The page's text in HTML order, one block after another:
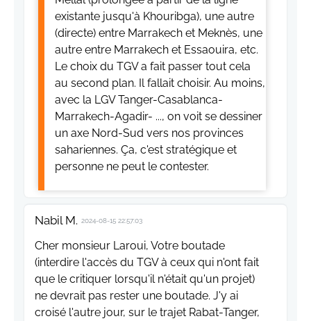
existante jusqu'à Khouribga), une autre
(directe) entre Marrakech et Meknès, une
autre entre Marrakech et Essaouira, etc.
Le choix du TGV a fait passer tout cela
au second plan. Il fallait choisir. Au moins,
avec la LGV Tanger-Casablanca-
Marrakech-Agadir- ..., on voit se dessiner
un axe Nord-Sud vers nos provinces
sahariennes. Ça, c'est stratégique et
personne ne peut le contester.
Nabil M. 2024-08-15 22:57:03
Cher monsieur Laroui, Votre boutade
(interdire l'accès du TGV à ceux qui n'ont fait
que le critiquer lorsqu'il n'était qu'un projet)
ne devrait pas rester une boutade. J'y ai
croisé l'autre jour, sur le trajet Rabat-Tanger,